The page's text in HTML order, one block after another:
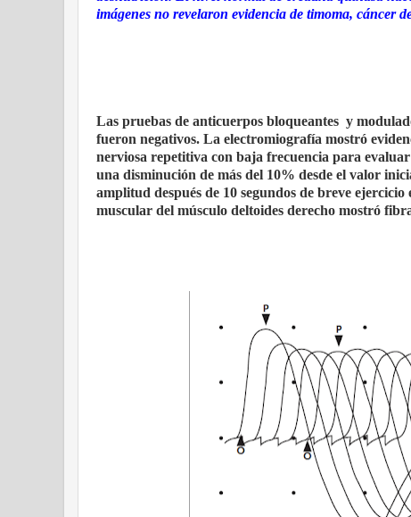
imágenes no revelaron evidencia de timoma, cáncer
Las pruebas de anticuerpos bloqueantes y
fueron negativos. La electromiografía mostró
nerviosa repetitiva con baja frecuencia para
una disminución de más del 10% desde el valor
amplitud después de 10 segundos de breve
muscular del músculo deltoides derecho mostró